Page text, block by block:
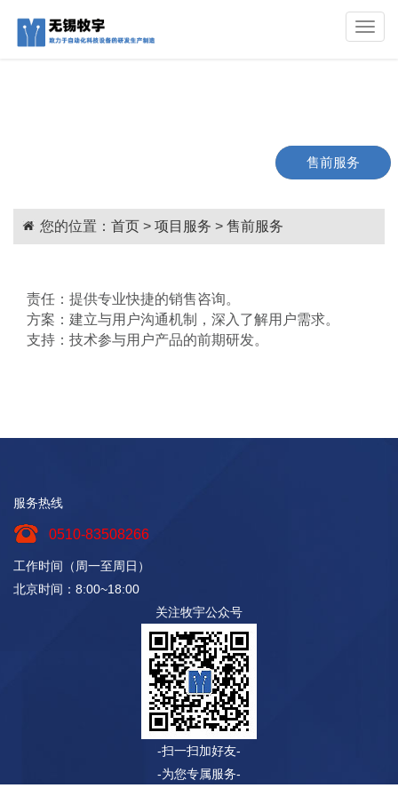
Toggle
售前服务
您的位置： 首页 > 项目服务 > 售前服务
责任：提供专业快捷的销售咨询。
方案：建立与用户沟通机制，深入了解用户需求。
支持：技术参与用户产品的前期研发。
服务热线
0510-83508266
工作时间（周一至周日）
北京时间：8:00~18:00
关注牧宇公众号
-扫一扫加好友-
-为您专属服务-